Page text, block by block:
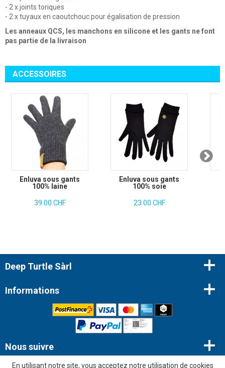
- 2 x joints toriques
- 2 x tuyaux en caoutchouc pour égalisation de pression
Les anneaux QCS, les manchons en silicone et les gants ne font
pas partie de la livraison
ACCESSOIRES
Enluva sous gants
100% laine
39.00 CHF
Enluva sous gants
100% soie
23.00 CHF
Deep Turtle Sàrl
Informations
Nous suivre
En utilisant notre site, vous acceptez notre utilisation de cookies